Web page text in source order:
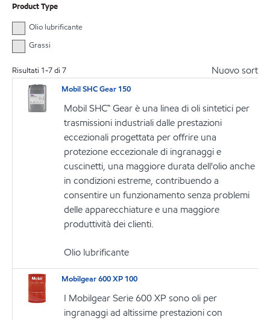
Product Type
Olio lubrificante
Grassi
Risultati 1-7di 7 Nuovo sort
Mobil SHC Gear 150
Mobil SHC™ Gear è una linea di oli sintetici per
trasmissioni industriali dalle prestazioni
eccezionali progettata per offrire una
protezione eccezionale di ingranaggi e
cuscinetti, una maggiore durata dell'olio anche
in condizioni estreme, contribuendo a
consentire un funzionamento senza problemi
delle apparecchiature e una maggiore
produttività dei clienti.
Olio lubrificante
Mobilgear 600 XP 100
I Mobilgear Serie 600 XP sono oli per
ingranaggi ad altissime prestazioni con